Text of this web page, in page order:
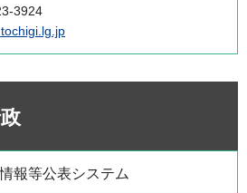
3924
報等公表システム